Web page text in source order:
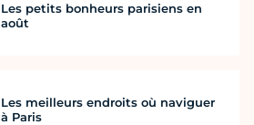
Les petits bonheurs parisiens en
août
Les meilleurs endroits où naviguer
à Paris